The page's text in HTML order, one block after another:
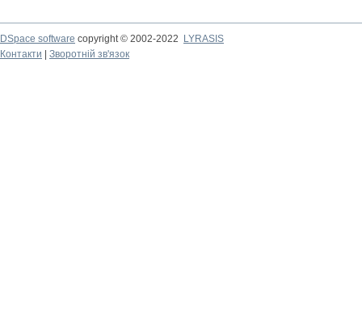
DSpace software copyright © 2002-2022
LYRASIS
Контакти
Зворотній зв'язок